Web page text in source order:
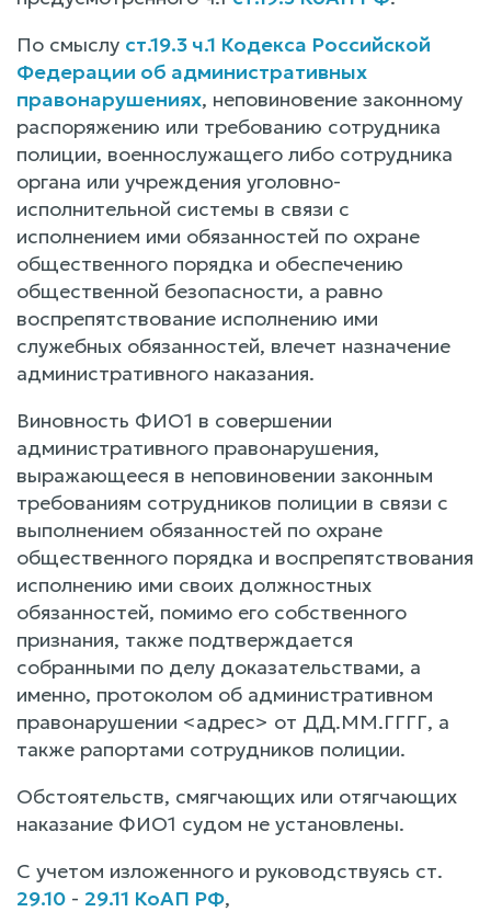
По смыслу ст.19.3 ч.1 Кодекса Российской
Федерации об административных
правонарушениях, неповиновение законному
распоряжению или требованию сотрудника
полиции, военнослужащего либо сотрудника
органа или учреждения уголовно-
исполнительной системы в связи с
исполнением ими обязанностей по охране
общественного порядка и обеспечению
общественной безопасности, а равно
воспрепятствование исполнению ими
служебных обязанностей, влечет назначение
административного наказания.
Виновность ФИО1 в совершении
административного правонарушения,
выражающееся в неповиновении законным
требованиям сотрудников полиции в связи с
выполнением обязанностей по охране
общественного порядка и воспрепятствования
исполнению ими своих должностных
обязанностей, помимо его собственного
признания, также подтверждается
собранными по делу доказательствами, а
именно, протоколом об административном
правонарушении <адрес> от ДД.ММ.ГГГГ, а
также рапортами сотрудников полиции.
Обстоятельств, смягчающих или отягчающих
наказание ФИО1 судом не установлены.
С учетом изложенного и руководствуясь ст.
29.10 - 29.11 КоАП РФ,